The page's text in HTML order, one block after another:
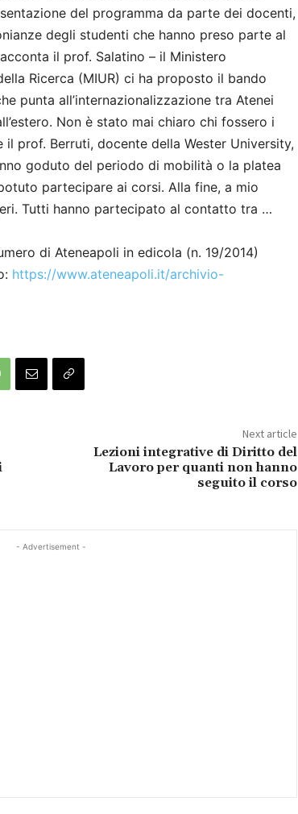
del programma da parte dei docenti,
degli studenti che hanno preso parte al
il prof. Salatino – il Ministero
Ricerca (MIUR) ci ha proposto il bando
punta all’internazionalizzazione tra Atenei
Non è stato mai chiaro chi fossero i
il prof. Berruti, docente della Wester University,
goduto del periodo di mobilità o la platea
partecipare ai corsi. Alla fine, a mio
Tutti hanno partecipato al contatto tra …
di Ateneapoli in edicola (n. 19/2014)
https://www.ateneapoli.it/archivio-
Next article
Lezioni integrative di Diritto del
Lavoro per quanti non hanno
seguito il corso
- Advertisement -